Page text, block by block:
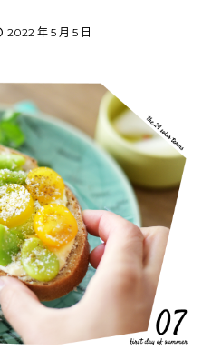
2022 年 5 月 5 日